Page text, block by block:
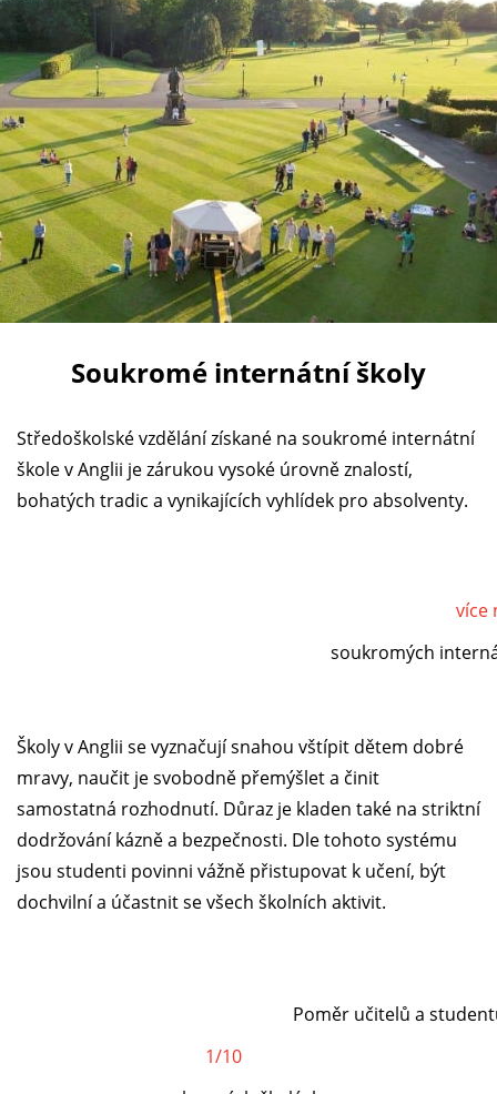
Soukromé internátní školy
Středoškolské vzdělání získané na soukromé internátní
škole v Anglii je zárukou vysoké úrovně znalostí,
bohatých tradic a vynikajících vyhlídek pro absolventy.
více
soukromých
Školy v Anglii se vyznačují snahou vštípit dětem dobré
mravy, naučit je svobodně přemýšlet a činit
samostatná rozhodnutí. Důraz je kladen také na striktní
dodržování kázně a bezpečnosti. Dle tohoto systému
jsou studenti povinni vážně přistupovat k učení, být
dochvilní a účastnit se všech školních aktivit.
Poměr učitelů a
1/10